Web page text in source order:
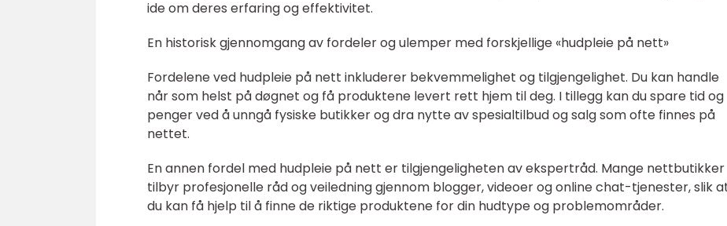
ide om deres erfaring og effektivitet.
En historisk gjennomgang av fordeler og ulemper med forskjellige «hudpleie på nett»
Fordelene ved hudpleie på nett inkluderer bekvemmelighet og tilgjengelighet. Du kan handle
når som helst på døgnet og få produktene levert rett hjem til deg. I tillegg kan du spare tid og
penger ved å unngå fysiske butikker og dra nytte av spesialtilbud og salg som ofte finnes på
nettet.
En annen fordel med hudpleie på nett er tilgjengeligheten av ekspertråd. Mange nettbutikker
tilbyr profesjonelle råd og veiledning gjennom blogger, videoer og online chat-tjenester, slik
du kan få hjelp til å finne de riktige produktene for din hudtype og problemområder.